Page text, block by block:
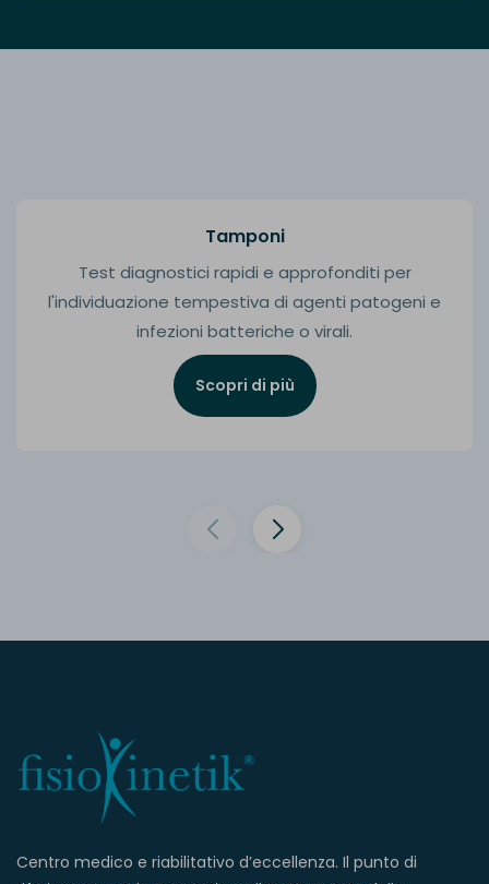
Tamponi
Test diagnostici rapidi e approfonditi per
l'individuazione tempestiva di agenti patogeni e
infezioni batteriche o virali.
Scopri di più
Centro medico e riabilitativo d’eccellenza. Il punto di